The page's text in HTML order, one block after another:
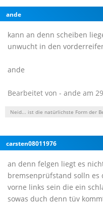
ande
kann an denn scheiben
unwucht in den
ande
Bearbeitet von - ande am
Neid... ist die natürlichste Form der
carsten08011976
an denn felgen liegt es
bremsenprüfstand solln es
vorne links sein die ein
sowas duch denn tüv